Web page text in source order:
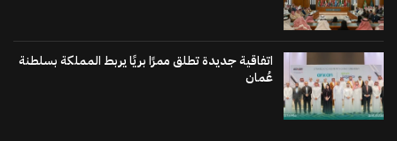
اتفاقية جديدة تطلق ممرًا بريًا يربط المملكة بسلطنة
عُمان